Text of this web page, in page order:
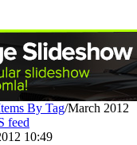
By Tag/March 2012
feed
10:49